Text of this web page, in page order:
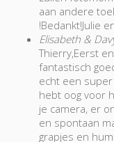
aan andere
!Bedankt!Julie
Elisabeth &
Thierry,Eerst
fantastisch
echt een
hebt oog voor
je camera, er
en spontaan
grapjes en